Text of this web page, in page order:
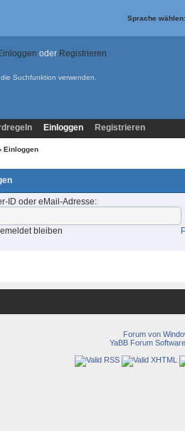
Sprache
oder Registrieren
Suchfunktion verwenden.
Einloggen Registrieren
Einloggen
ID oder eMail-Adresse:
bleiben
Forum von
YaBB Forum Software